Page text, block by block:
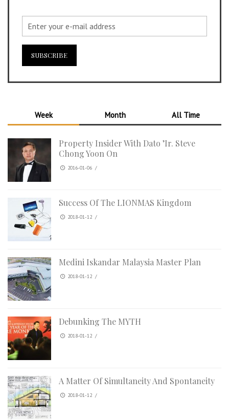
Week Month All Time
Property Insider With Dato ’Ir. Steve
Chong Yoon On
2016-01-06 /
Success Of The LIONMAS Kingdom
2018-01-12 /
Medini Iskandar Malaysia Master Plan
2018-01-12 /
Debunking The MYTH
2018-01-12 /
A Matter Of Simultaneity And Spontaneity
2018-01-12 /